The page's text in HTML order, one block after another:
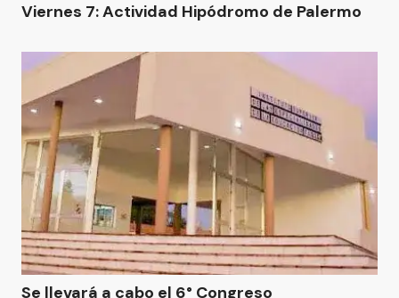
Viernes 7: Actividad Hipódromo de Palermo
Se llevará a cabo el 6° Congreso